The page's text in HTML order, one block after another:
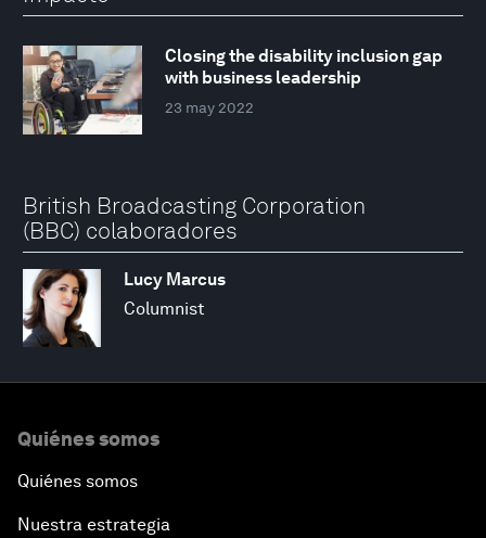
Closing the disability inclusion gap
with business leadership
23 may 2022
British Broadcasting Corporation
(BBC) colaboradores
Lucy Marcus
Columnist
Quiénes somos
Quiénes somos
Nuestra estrategia